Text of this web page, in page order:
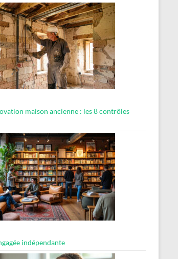
maison ancienne : les 8 contrôles
indépendante